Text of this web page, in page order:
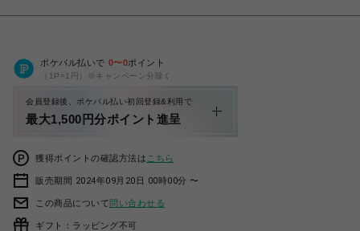
ポケパル払いで 0〜0ポイント
（1P=1円）※キャンペーン分除く
会員登録後、ポケパル払い初回登録&利用で
最大1,500円分ポイント進呈
獲得ポイントの確認方法は こちら
販売期間 2024年09月20日 00時00分 〜
この商品について問い合わせる
ギフト：ラッピング不可